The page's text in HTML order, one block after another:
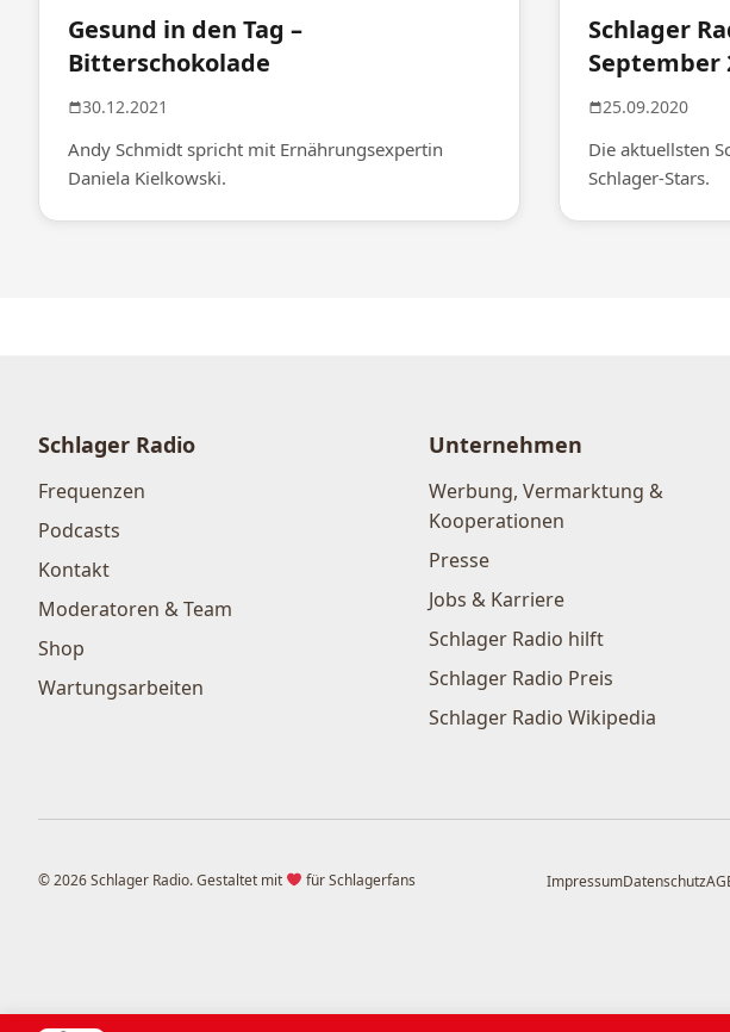
Gesund in den Tag –
Bitterschokolade
30.12.2021
Andy Schmidt spricht mit Ernährungsexpertin
Daniela Kielkowski.
Schlager
September
25.09.2020
Die aktuellsten
Schlager-Stars.
Schlager Radio
Frequenzen
Podcasts
Kontakt
Moderatoren & Team
Shop
Wartungsarbeiten
Unternehmen
Werbung, Vermarktung &
Kooperationen
Presse
Jobs & Karriere
Schlager Radio hilft
Schlager Radio Preis
Schlager Radio Wikipedia
© 2026 Schlager Radio. Gestaltet mit für Schlagerfans ImpressumDatenschutz